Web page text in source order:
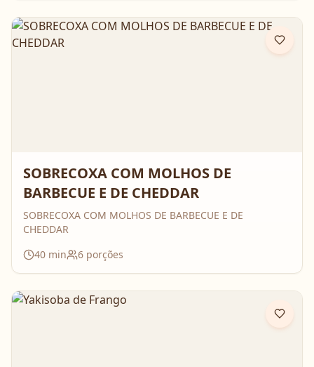
SOBRECOXA COM MOLHOS DE
BARBECUE E DE CHEDDAR
SOBRECOXA COM MOLHOS DE BARBECUE E DE
CHEDDAR
40 min 6 porções